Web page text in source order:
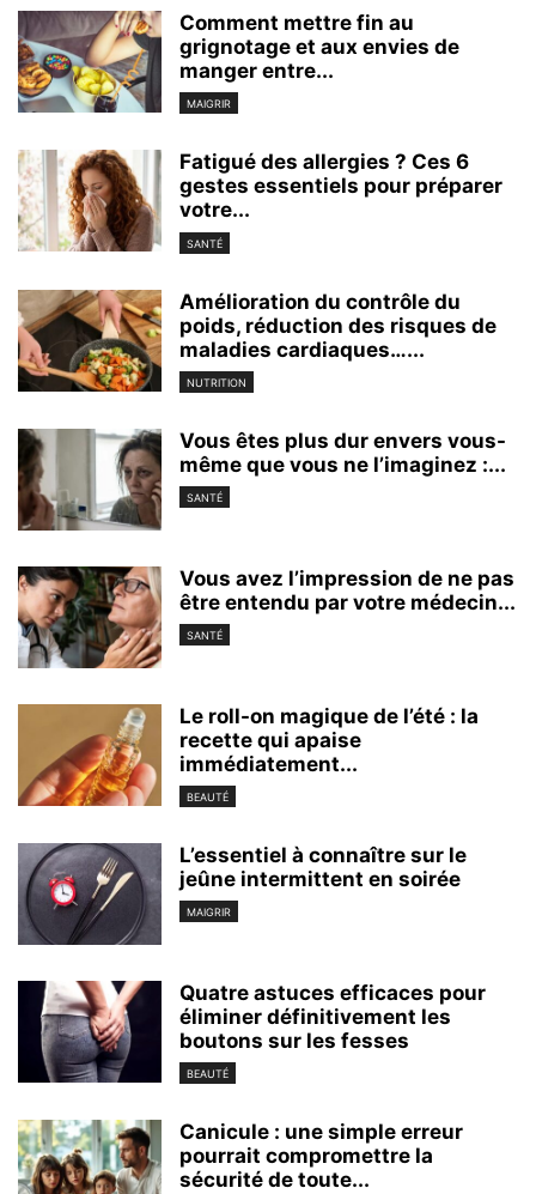
Comment mettre fin au
grignotage et aux envies de
manger entre...
MAIGRIR
Fatigué des allergies ? Ces 6
gestes essentiels pour préparer
votre...
SANTÉ
Amélioration du contrôle du
poids, réduction des risques de
maladies cardiaques…...
NUTRITION
Vous êtes plus dur envers vous-
même que vous ne l’imaginez :...
SANTÉ
Vous avez l’impression de ne pas
être entendu par votre médecin...
SANTÉ
Le roll-on magique de l’été : la
recette qui apaise
immédiatement...
BEAUTÉ
L’essentiel à connaître sur le
jeûne intermittent en soirée
MAIGRIR
Quatre astuces efficaces pour
éliminer définitivement les
boutons sur les fesses
BEAUTÉ
Canicule : une simple erreur
pourrait compromettre la
sécurité de toute...